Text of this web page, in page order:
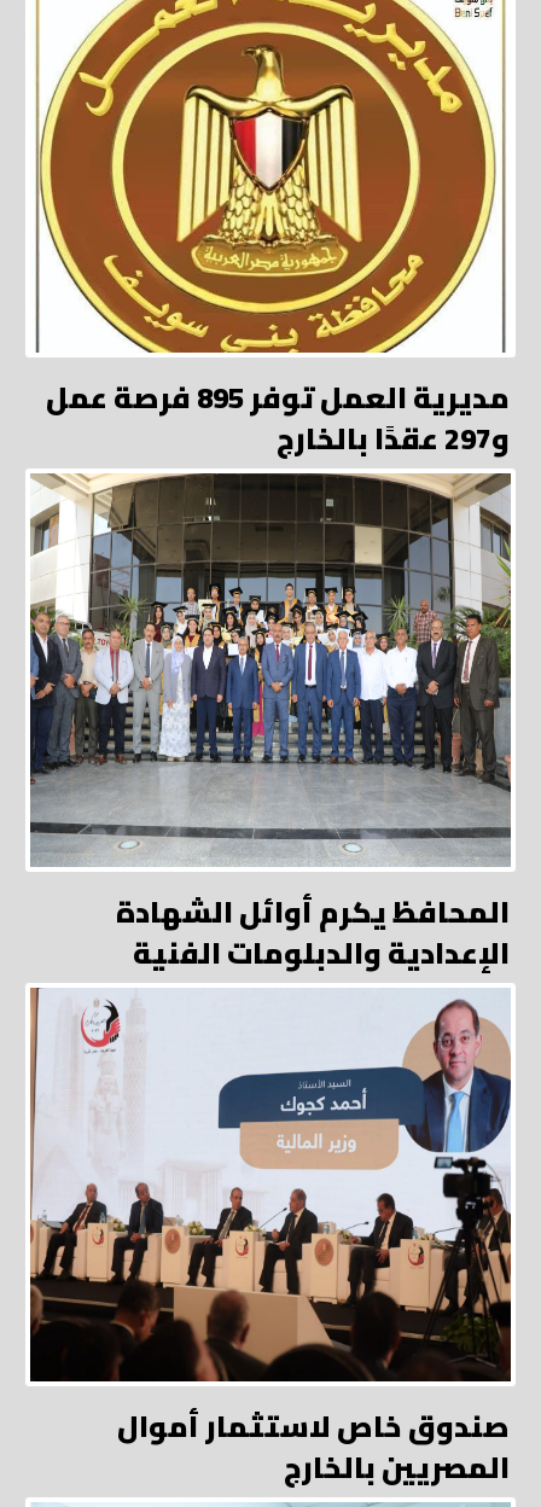
مديرية العمل توفر 895 فرصة عمل
و297 عقدًا بالخارج
المحافظ يكرم أوائل الشهادة
الإعدادية والدبلومات الفنية
صندوق خاص لاستثمار أموال
المصريين بالخارج